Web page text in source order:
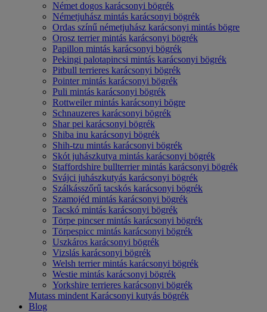
Német dogos karácsonyi bögrék
Németjuhász mintás karácsonyi bögrék
Ordas színű németjuhász karácsonyi mintás bögre
Orosz terrier mintás karácsonyi bögrék
Papillon mintás karácsonyi bögrék
Pekingi palotapincsi mintás karácsonyi bögrék
Pitbull terrieres karácsonyi bögrék
Pointer mintás karácsonyi bögrék
Puli mintás karácsonyi bögrék
Rottweiler mintás karácsonyi bögre
Schnauzeres karácsonyi bögrék
Shar pei karácsonyi bögrék
Shiba inu karácsonyi bögrék
Shih-tzu mintás karácsonyi bögrék
Skót juhászkutya mintás karácsonyi bögrék
Staffordshire bullterrier mintás karácsonyi bögrék
Svájci juhászkutyás karácsonyi bögrék
Szálkásszőrű tacskós karácsonyi bögrék
Szamojéd mintás karácsonyi bögrék
Tacskó mintás karácsonyi bögrék
Törpe pincser mintás karácsonyi bögrék
Törpespicc mintás karácsonyi bögrék
Uszkáros karácsonyi bögrék
Vizslás karácsonyi bögrék
Welsh terrier mintás karácsonyi bögrék
Westie mintás karácsonyi bögrék
Yorkshire terrieres karácsonyi bögrék
Mutass mindent Karácsonyi kutyás bögrék
Blog